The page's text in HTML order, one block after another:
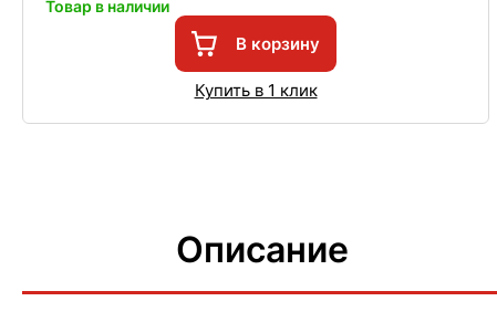
Товар в наличии
В корзину
Купить в 1 клик
Описание